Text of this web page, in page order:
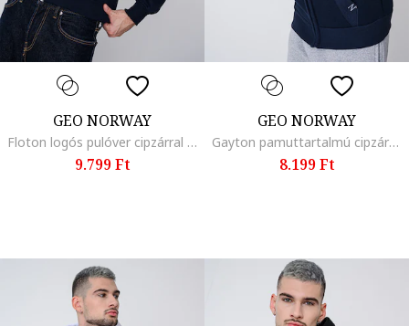
GEO NORWAY
Floton logós pulóver cipzárral és kapucnival, Fehér/Tengerészkék
9.799 Ft
GEO NORWAY
Gayton pamuttartalmú cipzáros pulóver kapucnival, Piros/Fehér/Sötétkék
8.199 Ft